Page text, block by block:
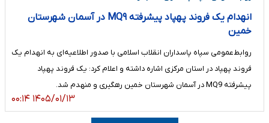
انهدام یک فروند پهپاد پیشرفته MQ۹ در آسمان شهرستان
خمین
روابط‌عمومی سپاه پاسداران انقلاب اسلامی با صدور اطلاعیه‌ای به انهدام یک
فروند پهپاد در استان مرکزی اشاره داشته و اعلام کرد: یک فروند پهپاد
پیشرفته MQ9 در آسمان شهرستان خمین رهگیری و منهدم شد.
۱۴۰۵/۰۱/۱۳ ۰۰:۱۴